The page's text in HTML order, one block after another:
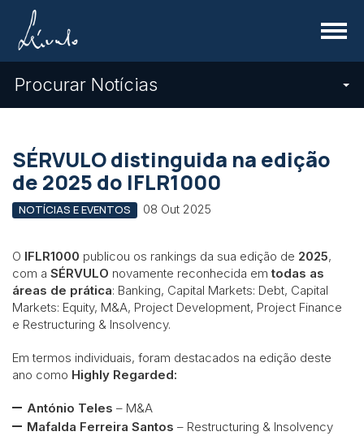
Menu
Procurar Notícias
SÉRVULO distinguida na edição
de 2025 do IFLR1000
NOTÍCIAS E EVENTOS 08 Out 2025
O IFLR1000 publicou os rankings da sua edição de 2025,
com a SÉRVULO novamente reconhecida emtodas as
áreas de prática: Banking, Capital Markets: Debt, Capital
Markets: Equity, M&A, Project Development, Project Finance
e Restructuring & Insolvency.
Em termos individuais, foram destacados na edição deste
ano como Highly Regarded:
António Teles – M&A
Mafalda Ferreira Santos – Restructuring & Insolvency